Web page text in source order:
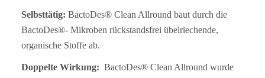
Selbsttätig: BactoDes® Clean Allround baut durch die
BactoDes®- Mikroben rückstandsfrei übelriechende,
organische Stoffe ab.
Doppelte Wirkung: BactoDes® Clean Allround wurde